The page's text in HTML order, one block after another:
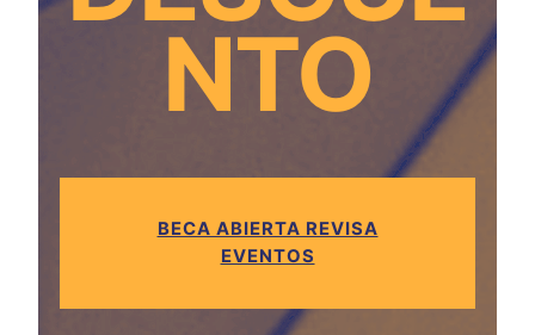
NTO
BECA ABIERTA REVISA
EVENTOS